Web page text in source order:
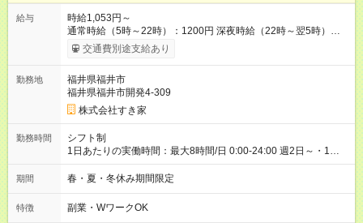
給与
時給1,053円～
通常時給（5時～22時）：1200円 深夜時給（22時～翌5時）：
1500円 高校生時給：1053円 【特別手当】早朝手当（5：00-9：
00）時給+150円 【試用期間】試用期間あり 試用期間の長さ：1
30日（※条件変更なし）ですが、切り上げで一ヶ月とさせてい
ただきます。 研修制度あり：15時間(研修中も同時給）
交通費別途支給あり
勤務地
福井県福井市
福井県福井市開発4-309
株式会社すき家
勤務時間
シフト制
1日あたりの実働時間：最大8時間/日 0:00-24:00 週2日～・1日
2h～OK ＜シフト例＞ 〇朝帯 5:00-9:00 〇昼帯 9:00-14:00 〇午
後帯 14:00-18:00 〇夜帯 18:00-22:00 〇深夜帯 22:00-翌5:00 基
ます♪
期間 春・夏・冬休み期間限定
特徴 副業・WワークOK